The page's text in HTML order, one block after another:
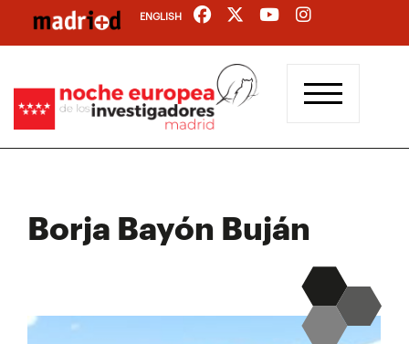
contenido
ENGLISH
Borja Bayón Buján